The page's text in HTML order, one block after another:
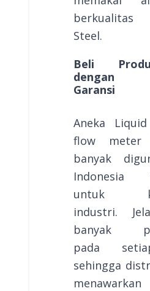
berkualitas
Steel.
Beli
dengan
Garansi
Aneka
flow
banyak
Indonesia
untuk
industri.
banyak
pada
sehingga